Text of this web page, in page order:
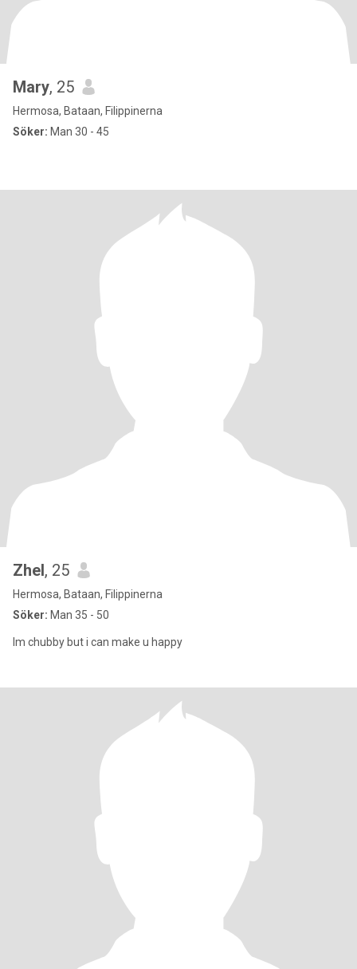
Mary, 25
Hermosa, Bataan, Filippinerna
Söker: Man 30 - 45
Zhel, 25
Hermosa, Bataan, Filippinerna
Söker: Man 35 - 50
Im chubby but i can make u happy